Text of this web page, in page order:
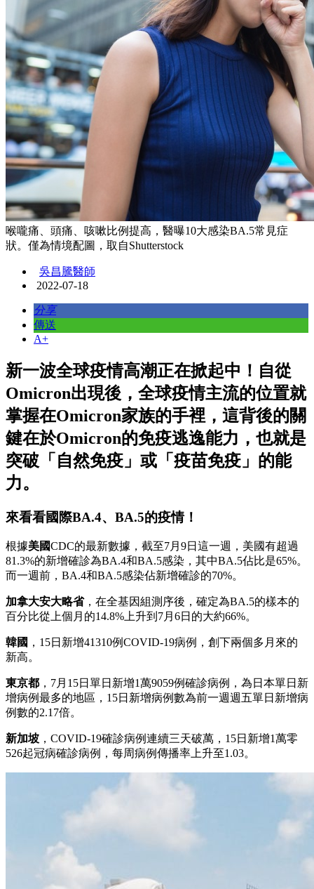
喉嚨痛、頭痛、咳嗽比例提高，醫曝10大感染BA.5常見症
狀。僅為情境配圖，取自Shutterstock
吳昌騰醫師
2022-07-18
分享
傳送
A+
新一波全球疫情高潮正在掀起中！自從
Omicron出現後，全球疫情主流的位置就
掌握在Omicron家族的手裡，這背後的關
鍵在於Omicron的免疫逃逸能力，也就是
突破「自然免疫」或「疫苗免疫」的能
力。
來看看國際BA.4、BA.5的疫情！
根據美國CDC的最新數據，截至7月9日這一週，美國有超過
81.3%的新增確診為BA.4和BA.5感染，其中BA.5佔比是65%。
而一週前，BA.4和BA.5感染佔新增確診的70%。
加拿大安大略省，在全基因組測序後，確定為BA.5的樣本的
百分比從上個月的14.8%上升到7月6日的大約66%。
韓國 ，15日新增41310例COVID-19病例，創下兩個多月來的
新高。
東京都 ，7月15日單日新增1萬9059例確診病例，為日本單日新
增病例最多的地區，15日新增病例數為前一週週五單日新增病
例數的2.17倍。
新加坡 ，COVID-19確診病例連續三天破萬，15日新增1萬零
526起冠病確診病例，每周病例傳播率上升至1.03。